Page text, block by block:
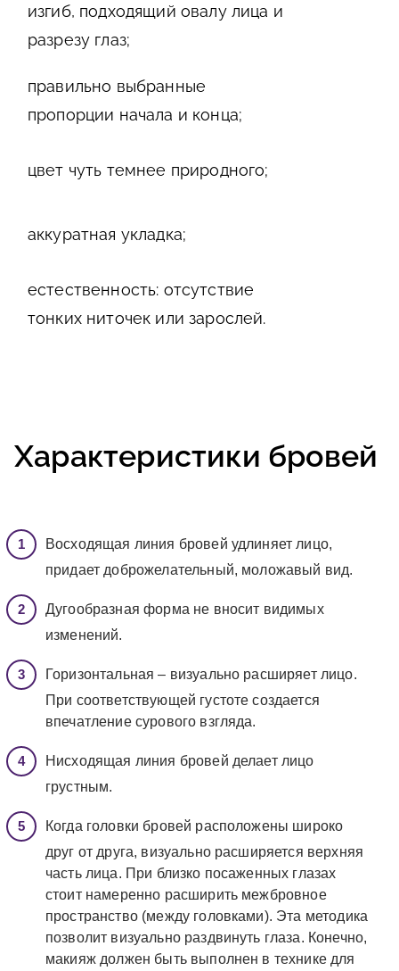
изгиб, подходящий овалу лица и
разрезу глаз;
правильно выбранные
пропорции начала и конца;
цвет чуть темнее природного;
аккуратная укладка;
естественность: отсутствие
тонких ниточек или зарослей.
Характеристики бровей
Восходящая линия бровей удлиняет лицо,
придает доброжелательный, моложавый вид.
Дугообразная форма не вносит видимых
изменений.
Горизонтальная – визуально расширяет лицо.
При соответствующей густоте создается
впечатление сурового взгляда.
Нисходящая линия бровей делает лицо
грустным.
Когда головки бровей расположены широко
друг от друга, визуально расширяется верхняя
часть лица. При близко посаженных глазах
стоит намеренно расширить межбровное
пространство (между головками). Эта методика
позволит визуально раздвинуть глаза. Конечно,
макияж должен быть выполнен в технике для